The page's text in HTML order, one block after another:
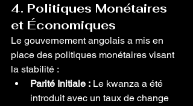
4. Politiques Monétaires
et Économiques
Le gouvernement angolais a mis en
place des politiques monétaires visant
la stabilité :
Parité Initiale : Le kwanza a été
introduit avec un taux de change